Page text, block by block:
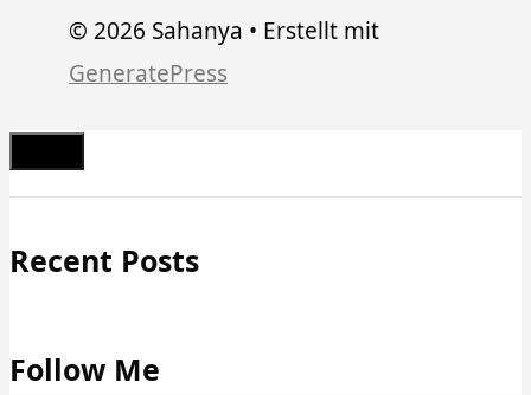
© 2026 Sahanya • Erstellt mit
GeneratePress
Schließen
Recent Posts
Follow Me